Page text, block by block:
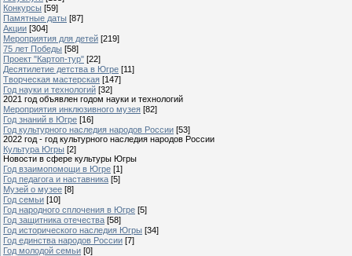
Конкурсы [59]
Памятные даты [87]
Акции [304]
Мероприятия для детей [219]
75 лет Победы [58]
Проект "Картоп-тур" [22]
Десятилетие детства в Югре [11]
Творческая мастерская [147]
Год науки и технологий [32]
2021 год объявлен годом науки и технологий
Мероприятия инклюзивного музея [82]
Год знаний в Югре [16]
Год культурного наследия народов России [53]
2022 год - год культурного наследия народов России
Культура Югры [2]
Новости в сфере культуры Югры
Год взаимопомощи в Югре [1]
Год педагога и наставника [5]
Музей о музее [8]
Год семьи [10]
Год народного сплочения в Югре [5]
Год защитника отечества [58]
Год исторического наследия Югры [34]
Год единства народов России [7]
Год молодой семьи [0]